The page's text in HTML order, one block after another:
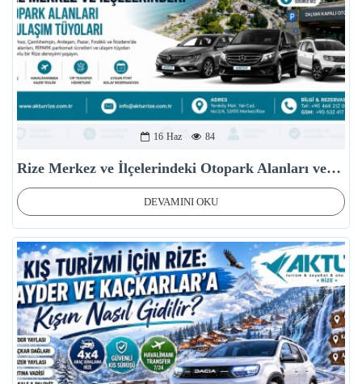
16 Haz 84
Rize Merkez ve İlçelerindeki Otopark Alanları ve Ulaşım Tüyoları
DEVAMINI OKU